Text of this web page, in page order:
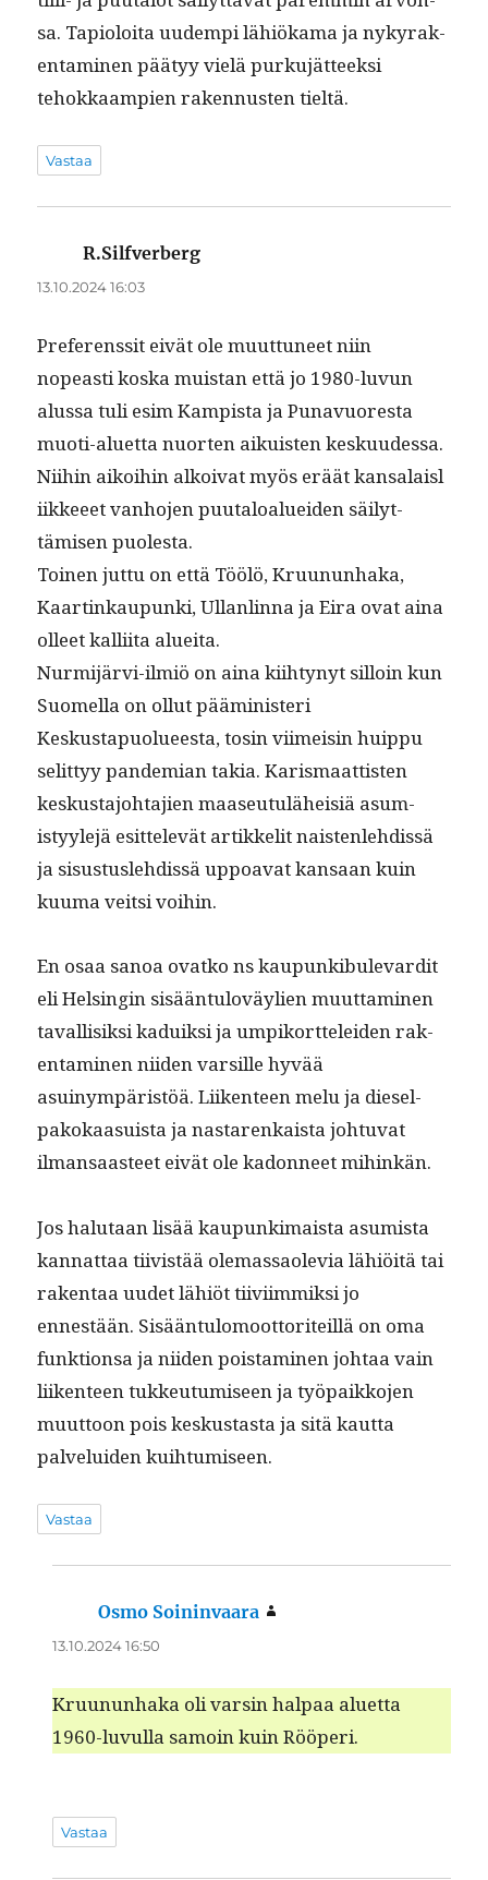
sa. Tapi­oloi­ta uudem­pi lähiöka­ma ja nykyrak­
en­t­a­mi­nen pää­tyy vielä purku­jät­teek­si
tehokkaampi­en raken­nusten tieltä.
Vastaa
R.Silfverberg
13.10.2024 16:03
Pref­er­enssit eivät ole muut­tuneet niin
nopeasti kos­ka muis­tan että jo 1980-luvun
alus­sa tuli esim Kamp­ista ja Punavuores­ta
muoti-aluet­ta nuorten aikuis­ten kesku­udessa.
Niihin aikoi­hin alkoi­vat myös eräät kansalais­l
i­ik­keeet van­ho­jen puu­taloaluei­den säi­lyt­
tämisen puolesta.
Toinen jut­tu on että Töölö, Kru­u­nun­haka,
Kaartinkaupun­ki, Ullan­lin­na ja Eira ovat aina
olleet kalli­ita alueita.
Nur­mi­järvi-ilmiö on aina kiihtynyt sil­loin kun
Suomel­la on ollut päämin­is­teri
Keskustapuolueesta, tosin viimeisin huip­pu
selit­tyy pan­demi­an takia. Karis­maat­tis­ten
keskus­ta­jo­hta­jien maaseu­tuläheisiä asum­
istyyle­jä esit­televät artikke­lit nais­ten­le­hdis­sä
ja sis­us­tusle­hdis­sä uppoa­vat kansaan kuin
kuuma veit­si voihin.
En osaa sanoa ovatko ns kaupunkibule­vardit
eli Helsin­gin sisään­tuloväylien muut­ta­mi­nen
taval­lisik­si kaduik­si ja umpiko­rt­telei­den rak­
en­t­a­mi­nen niiden var­sille hyvää
asuinympäristöä. Liiken­teen melu ja diesel­
pakokaa­su­ista ja nastarenkaista johtu­vat
ilmansaas­teet eivät ole kadon­neet mihinkän.
Jos halu­taan lisää kaupunki­maista asum­ista
kan­nat­taa tiivistää ole­mas­saole­via lähiöitä tai
rak­en­taa uudet lähiöt tiivi­im­mik­si jo
ennestään. Sisään­tu­lo­moot­toriteil­lä on oma
funk­tion­sa ja niiden pois­t­a­mi­nen johtaa vain
liiken­teen tukkeu­tu­miseen ja työ­paikko­jen
muut­toon pois keskus­tas­ta ja sitä kaut­ta
palvelu­iden kuihtumiseen.
Vastaa
Osmo Soininvaara
13.10.2024 16:50
Kru­u­nun­haka oli varsin hal­paa aluet­ta
1960-luvul­la samoin kuin Rööperi.
Vastaa